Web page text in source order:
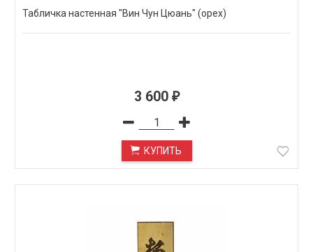
Табличка настенная "Вин Чун Цюань" (орех)
3 600 ₽
КУПИТЬ